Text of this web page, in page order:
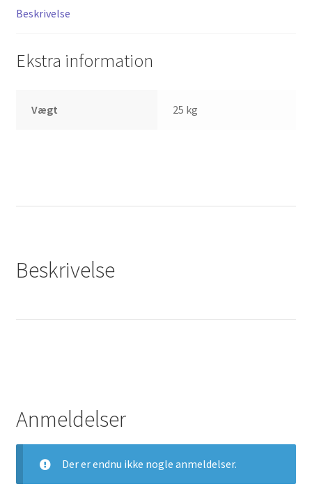
Beskrivelse
Ekstra information
Vægt 25 kg
Beskrivelse
Anmeldelser
Der er endnu ikke nogle anmeldelser.